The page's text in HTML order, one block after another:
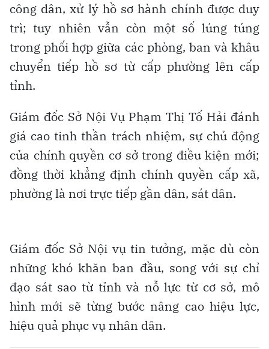
công dân, xử lý hồ sơ hành chính được duy
trì; tuy nhiên vẫn còn một số lúng túng
trong phối hợp giữa các phòng, ban và khâu
chuyển tiếp hồ sơ từ cấp phường lên cấp
tỉnh.
Giám đốc Sở Nội Vụ Phạm Thị Tố Hải đánh
giá cao tinh thần trách nhiệm, sự chủ động
của chính quyền cơ sở trong điều kiện mới;
đồng thời khẳng định chính quyền cấp xã,
phường là nơi trực tiếp gần dân, sát dân.
Giám đốc Sở Nội vụ tin tưởng, mặc dù còn
những khó khăn ban đầu, song với sự chỉ
đạo sát sao từ tỉnh và nỗ lực từ cơ sở, mô
hình mới sẽ từng bước nâng cao hiệu lực,
hiệu quả phục vụ nhân dân.